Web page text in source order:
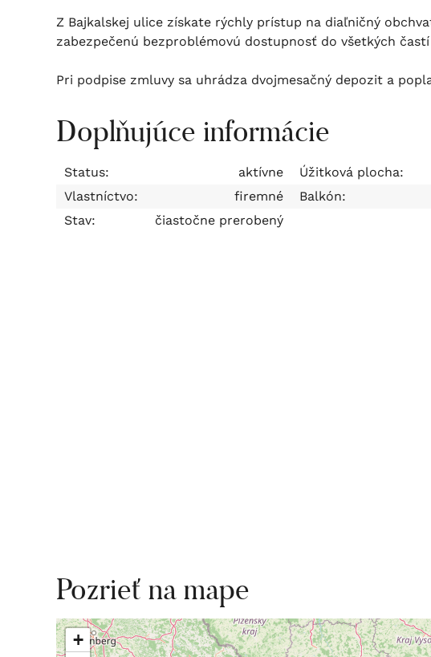
Z Bajkalskej ulice získate rýchly prístup na diaľničný
zabezpečenú bezproblémovú dostupnosť do všetkých
Pri podpise zmluvy sa uhrádza dvojmesačný depozit a
Doplňujúce informácie
Status:
aktívne
Vlastníctvo:
firemné
Stav:
čiastočne prerobený
Úžitková plocha:
Balkón:
Pozrieť na mape
+